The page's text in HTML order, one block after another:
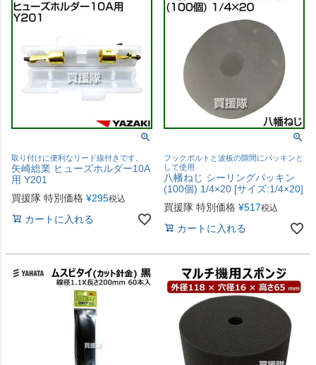
取り付けに便利なリード線付きです。
矢崎総業 ヒューズホルダー10A
用 Y201
買援隊 特別価格 ¥295税込
カートに入れる
フックボルトと波板の隙間にパッキンと
して使用
八幡ねじ シーリングパッキン
(100個) 1/4×20 [サイズ:1/4×20]
買援隊 特別価格 ¥517税込
カートに入れる